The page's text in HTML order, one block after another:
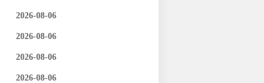
2026-08-06
2026-08-06
2026-08-06
2026-08-06